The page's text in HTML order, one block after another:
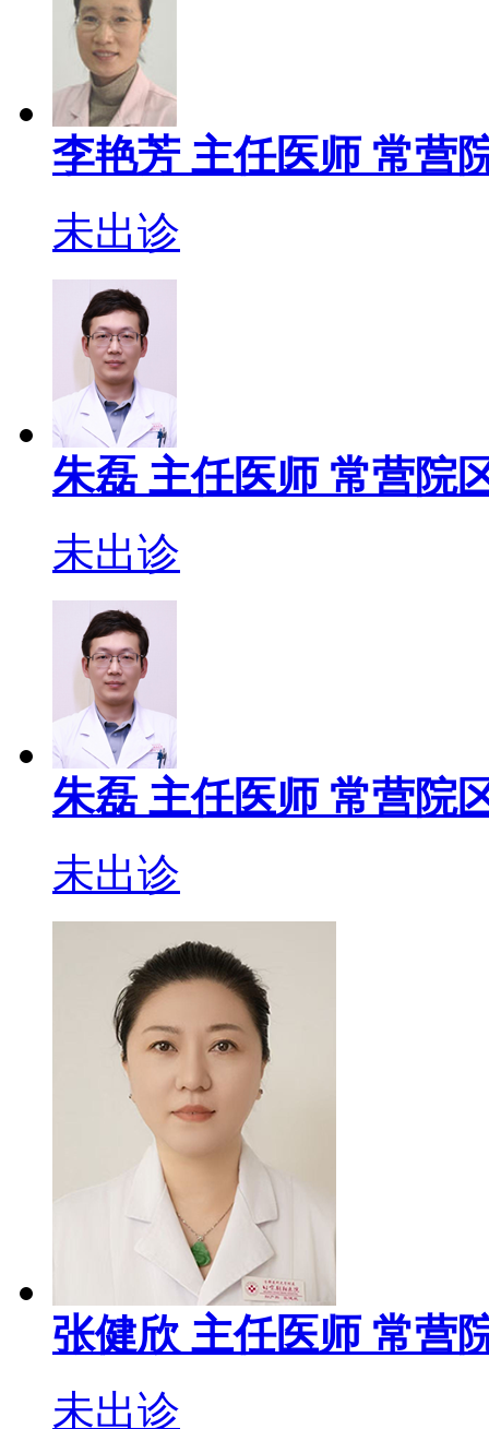
李艳芳 主任医师 常营
未出诊
朱磊 主任医师 常营院
未出诊
朱磊 主任医师 常营院
未出诊
张健欣 主任医师 常营
未出诊